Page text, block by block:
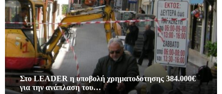
Στο LEADER η υποβολή χρηματοδοτησης 384.000€
για την ανάπλαση του…